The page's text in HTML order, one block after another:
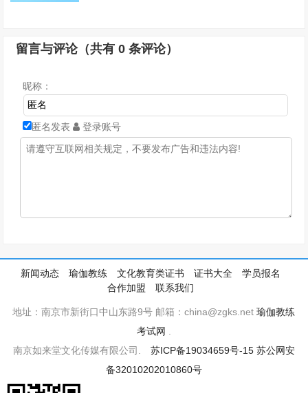
留言与评论（共有0 条评论）
昵称：
匿名发表 登录账号
新闻动态 瑜伽教练 文化教育类证书 证书大全
学员报名
合作加盟
联系我们
地址：南京市新街口中山东路9号 邮箱：china@zgks.net瑜伽教练
考试网
南京如来堂文化传媒有限公司. 苏ICP备19034659号-15 苏公网安
备32010202010860号